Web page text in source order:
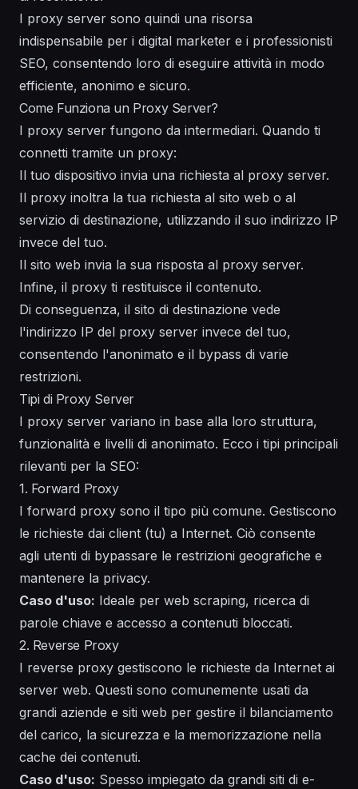
I proxy server sono quindi una risorsa
indispensabile per i digital marketer e i professionisti
SEO, consentendo loro di eseguire attività in modo
efficiente, anonimo e sicuro.
Come Funziona un Proxy Server?
I proxy server fungono da intermediari. Quando ti
connetti tramite un proxy:
Il tuo dispositivo invia una richiesta al proxy server.
Il proxy inoltra la tua richiesta al sito web o al
servizio di destinazione, utilizzando il suo indirizzo IP
invece del tuo.
Il sito web invia la sua risposta al proxy server.
Infine, il proxy ti restituisce il contenuto.
Di conseguenza, il sito di destinazione vede
l'indirizzo IP del proxy server invece del tuo,
consentendo l'anonimato e il bypass di varie
restrizioni.
Tipi di Proxy Server
I proxy server variano in base alla loro struttura,
funzionalità e livelli di anonimato. Ecco i tipi principali
rilevanti per la SEO:
1. Forward Proxy
I forward proxy sono il tipo più comune. Gestiscono
le richieste dai client (tu) a Internet. Ciò consente
agli utenti di bypassare le restrizioni geografiche e
mantenere la privacy.
Caso d'uso: Ideale per web scraping, ricerca di
parole chiave e accesso a contenuti bloccati.
2. Reverse Proxy
I reverse proxy gestiscono le richieste da Internet ai
server web. Questi sono comunemente usati da
grandi aziende e siti web per gestire il bilanciamento
del carico, la sicurezza e la memorizzazione nella
cache dei contenuti.
Caso d'uso: Spesso impiegato da grandi siti di e-